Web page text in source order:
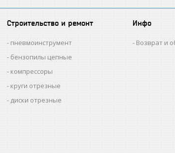
Строительство и ремонт
пневмоинструмент
бензопилы цепные
компрессоры
круги отрезные
диски отрезные
Инфо
Возврат и